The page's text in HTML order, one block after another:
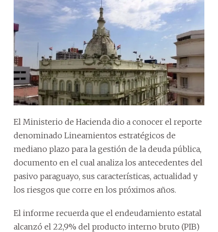
El Ministerio de Hacienda dio a conocer el reporte
denominado Lineamientos estratégicos de
mediano plazo para la gestión de la deuda pública,
documento en el cual analiza los antecedentes del
pasivo paraguayo, sus características, actualidad y
los riesgos que corre en los próximos años.
El informe recuerda que el endeudamiento estatal
alcanzó el 22,9% del producto interno bruto (PIB)